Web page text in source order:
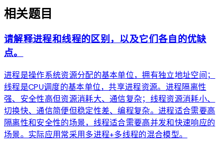
相关题目
请解释进程和线程的区别，以及它们各自的优缺
点。
进程是操作系统资源分配的基本单位，拥有独立地址空间；
线程是CPU调度的基本单位，共享进程资源。进程隔离性
强、安全性高但资源消耗大、通信复杂；线程资源消耗小、
切换快、通信简便但稳定性差、编程复杂。进程适合需要高
隔离性和安全性的场景，线程适合需要高并发和快速响应的
场景。实际应用常采用多进程+多线程的混合模型。